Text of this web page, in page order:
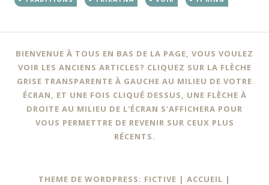
BIENVENUE À TOUS EN BAS DE LA PAGE, VOUS VOULEZ
VOIR LES ANCIENS ARTICLES? CLIQUEZ SUR LA FLÈCHE
GRISE TRANSPARENTE À GAUCHE AU MILIEU DE VOTRE
ÉCRAN, ET UNE FOIS CLIQUÉ DESSUS, UNE FLÈCHE À
DROITE AU MILIEU DE L'ÉCRAN S'AFFICHERA POUR
VOUS PERMETTRE DE REVENIR SUR CEUX PLUS
RÉCENTS.
THEME DE WORDPRESS: FICTIVE | ACCUEIL |